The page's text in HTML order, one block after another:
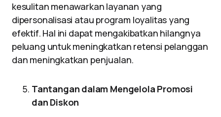
kesulitan menawarkan layanan yang
dipersonalisasi atau program loyalitas yang
efektif. Hal ini dapat mengakibatkan hilangnya
peluang untuk meningkatkan retensi pelanggan
dan meningkatkan penjualan.
Tantangan dalam Mengelola Promosi
dan Diskon